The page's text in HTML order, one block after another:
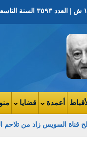
أعمدة قضايا
قناة السويس زاد من تلاحم